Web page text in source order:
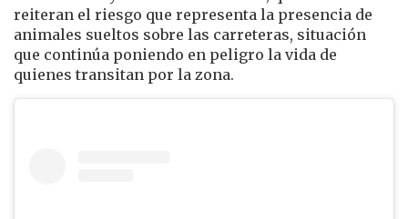
reiteran el riesgo que representa la presencia de
animales sueltos sobre las carreteras, situación
que continúa poniendo en peligro la vida de
quienes transitan por la zona.